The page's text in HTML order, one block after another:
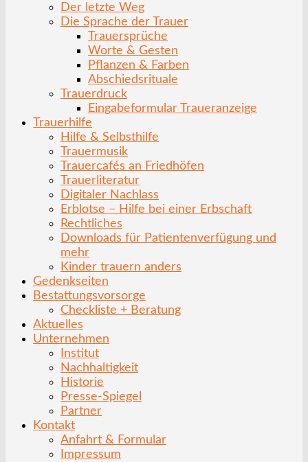
Der letzte Weg
Die Sprache der Trauer
Trauersprüche
Worte & Gesten
Pflanzen & Farben
Abschiedsrituale
Trauerdruck
Eingabeformular Traueranzeige
Trauerhilfe
Hilfe & Selbsthilfe
Trauermusik
Trauercafés an Friedhöfen
Trauerliteratur
Digitaler Nachlass
Erblotse – Hilfe bei einer Erbschaft
Rechtliches
Downloads für Patientenverfügung und
mehr
Kinder trauern anders
Gedenkseiten
Bestattungsvorsorge
Checkliste + Beratung
Aktuelles
Unternehmen
Institut
Nachhaltigkeit
Historie
Presse-Spiegel
Partner
Kontakt
Anfahrt & Formular
Impressum